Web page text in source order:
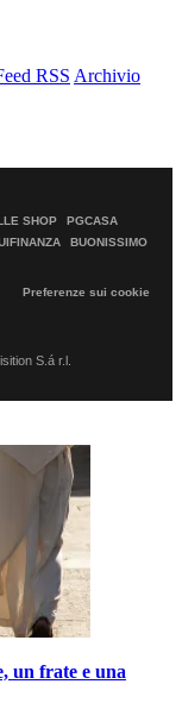
RSS Archivio
SHOP
PGCASA
BUONISSIMO
Preferenze sui cookie
S.á r.l.
un frate e una